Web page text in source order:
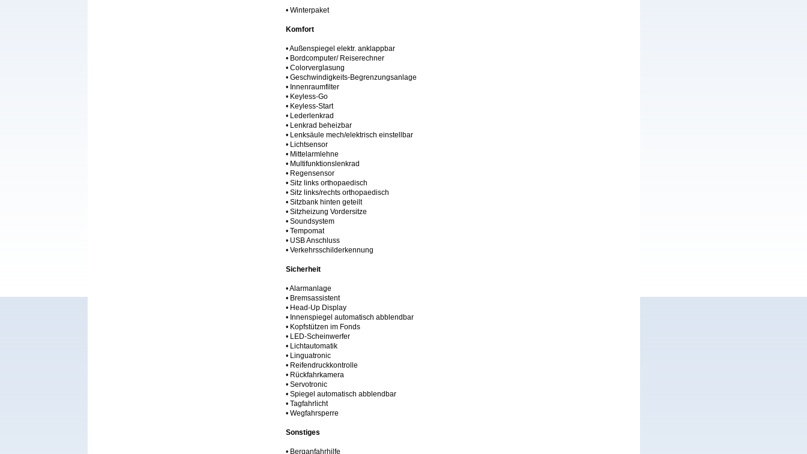
• Winterpaket
Komfort
• Außenspiegel elektr. anklappbar
• Bordcomputer/ Reiserechner
• Colorverglasung
• Geschwindigkeits-Begrenzungsanlage
• Innenraumfilter
• Keyless-Go
• Keyless-Start
• Lederlenkrad
• Lenkrad beheizbar
• Lenksäule mech/elektrisch einstellbar
• Lichtsensor
• Mittelarmlehne
• Multifunktionslenkrad
• Regensensor
• Sitz links orthopaedisch
• Sitz links/rechts orthopaedisch
• Sitzbank hinten geteilt
• Sitzheizung Vordersitze
• Soundsystem
• Tempomat
• USB Anschluss
• Verkehrsschilderkennung
Sicherheit
• Alarmanlage
• Bremsassistent
• Head-Up Display
• Innenspiegel automatisch abblendbar
• Kopfstützen im Fonds
• LED-Scheinwerfer
• Lichtautomatik
• Linguatronic
• Reifendruckkontrolle
• Rückfahrkamera
• Servotronic
• Spiegel automatisch abblendbar
• Tagfahrlicht
• Wegfahrsperre
Sonstiges
• Berganfahrhilfe